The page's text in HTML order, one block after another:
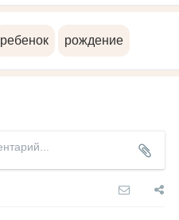
ребенок рождение